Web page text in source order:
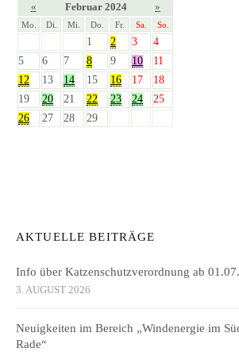
« Februar 2024 »
Mo. Di. Mi. Do. Fr. Sa. So.
1 2 3
4
5
6 7 8 9 10
11
12
13 14 15 16 17
18
19
20 21 22 23 24
25
26
27 28 29
AKTUELLE BEITRÄGE
Info über Katzenschutzverordnung ab
3. AUGUST 2026
Neuigkeiten im Bereich „Windenergie im
Rade“